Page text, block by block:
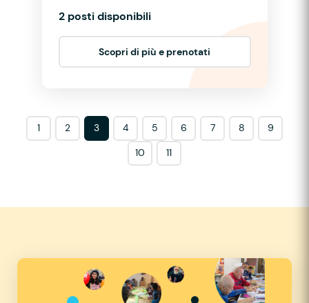
2 posti disponibili
Scopri di più e prenotati
1 2 3 4 5 6 7 8
9
10
11